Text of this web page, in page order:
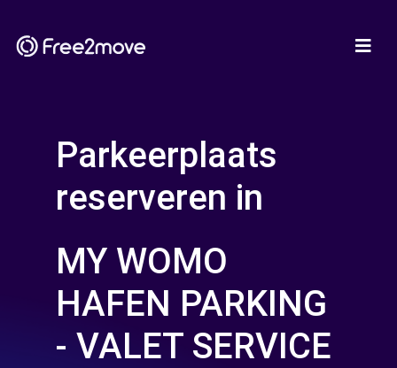
Parkeerplaats
reserveren in
MY WOMO
HAFEN PARKING
- VALET SERVICE